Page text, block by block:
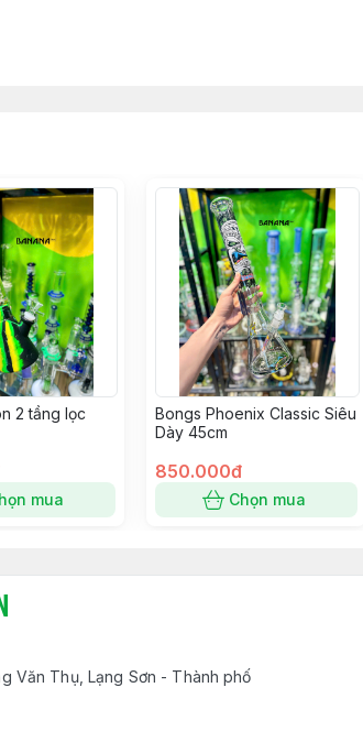
2 tầng lọc
mua
Bongs Phoenix Classic Siêu
Dày 45cm
850.000đ
Chọn mua
Văn Thụ, Lạng Sơn - Thành phố